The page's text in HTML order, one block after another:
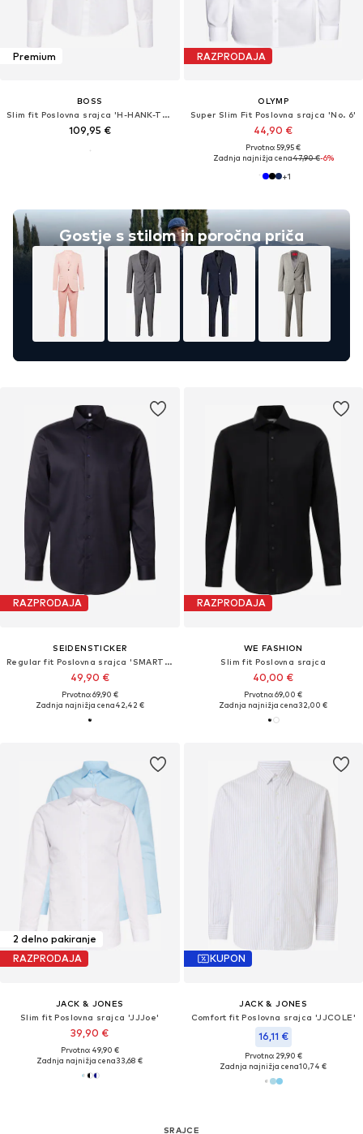
Premium
BOSS
Slim fit Poslovna srajca 'H-HANK-TUX1'
109,95 €
Gostje s stilom in poročna priča
RAZPRODAJA
OLYMP
Super Slim Fit Poslovna srajca 'No. 6'
44,90 €
Prvotno: 59,95 €
Zadnja najnižja cena47,90 €-6%
+1
RAZPRODAJA
SEIDENSTICKER
Regular fit Poslovna srajca 'SMART CLASSICS'
49,90 €
Prvotno: 69,90 €
Zadnja najnižja cena42,42 €
RAZPRODAJA
WE FASHION
Slim fit Poslovna srajca
40,00 €
Prvotno: 69,00 €
Zadnja najnižja cena32,00 €
2 delno pakiranje
RAZPRODAJA
JACK & JONES
Slim fit Poslovna srajca 'JJJoe'
39,90 €
Prvotno: 49,90 €
Zadnja najnižja cena33,68 €
KUPON
JACK & JONES
Comfort fit Poslovna srajca 'JJCOLE'
16,11 €
Prvotno: 29,90 €
Zadnja najnižja cena10,74 €
SRAJCE